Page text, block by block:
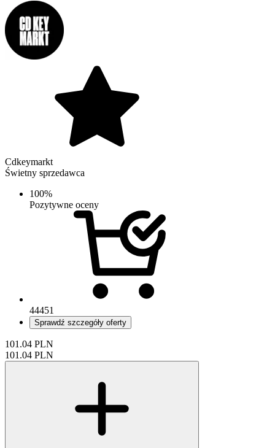
Cdkeymarkt
Świetny sprzedawca
100%
Pozytywne oceny
44451
Sprawdź szczegóły oferty
101.04 PLN
101.04 PLN